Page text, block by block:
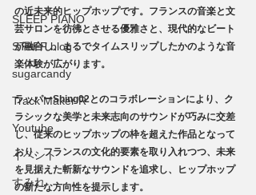
SLEEP PIANO
STAFF blog
sugarcandy
Track Maker R
Youtube
イベント
すみれ
の近未来的ヒップホップです。フランスの音楽と文
芸サロンを彷彿とさせる優雅さと、現代的なビート
が融合し、まるでタイムスリップしたかのような音
楽体験が広がります。
ラッパーShing02とのコラボレーションにより、ク
ラシックな美学と未来志向のサウンドが巧みに交差
し、従来のヒップホップの枠を超えた作品となって
おり、フランスの文化的要素を取り入れつつ、未来
を見据えた斬新なサウンドを追求し、ヒップホップ
の新たな方向性を提示します。